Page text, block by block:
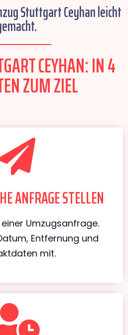
Stuttgart Ceyhan leicht
CEYHAN: IN 4
ZUM ZIEL
ANFRAGE STELLEN
Umzugsanfrage.
Entfernung und
mit.